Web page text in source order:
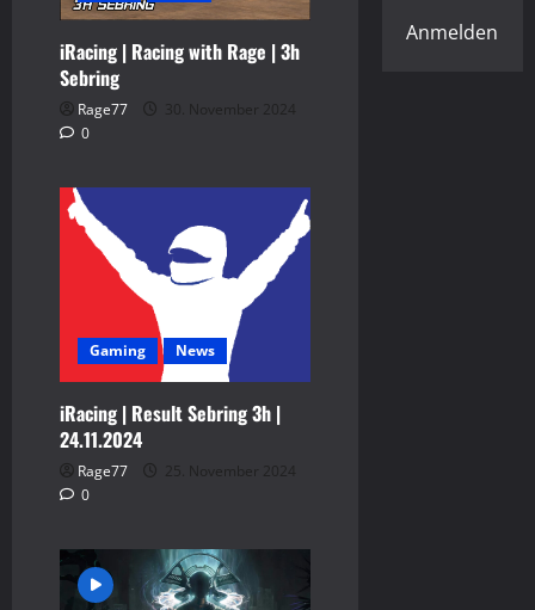
iRacing | Racing with Rage | 3h
Sebring
Rage77
30. November 2024
0
Gaming News
iRacing | Result Sebring 3h |
24.11.2024
Rage77
25. November 2024
0
Anmelden